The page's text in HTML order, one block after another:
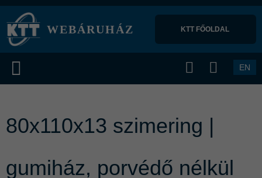
WEBÁRUHÁZ KTT FŐOLDAL
EN
80x110x13 szimering |
gumiház, porvédő nélkül